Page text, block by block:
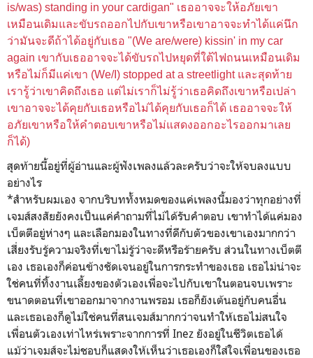
is/was) standing in your cardigan" เธออาจจะให้อภัยเขา
เหมือนเดิมและขับรถออกไปกับเขาหรือเขาอาจจะทำได้แค่นึก
ว่ามันจะดีถ้าได้อยู่กับเธอ "(We are/were) kissin' in my car
again เขากับเธออาจจะได้ขับรถไปหยุดที่ใต้ไฟถนนเหมือนเดิม
หรือไม่ก็มีแค่เขา (We/I) stopped at a streetlight และสุดท้าย
เรารู้ว่าเขาคิดถึงเธอ แต่ไม่เราก็ไม่รู้ว่าเธอคิดถึงเขาหรือเปล่า
เขาอาจจะได้คุยกับเธอหรือไม่ได้คุยกับเธอก็ได้ เธออาจจะให้
อภัยเขาหรือให้คำตอบเขาหรือไม่แสดงออกอะไรออกมาเลย
ก็ได้)
สุดท้ายนี้อยู่ที่ผู้อ่านและผู้ฟังเพลงแล้วละครับว่าจะให้จบลงแบบ
อย่างไร
*สำหรับผมเอง จากบริบททั้งหมดของแค่เพลงนี้มองว่าทุกอย่างที่
เจมส์สงสัยยังคงเป็นแค่คำถามที่ไม่ได้รับคำตอบ เขาทำได้แค่มอง
เบ็ตตีอยู่ห่างๆ และเลือกมองในทางที่ดีกับตัวของเขาเองมากกว่า
เสี่ยงรับรู้ความจริงที่เขาไม่รู้ว่าจะดีหรือร้ายครับ ส่วนในทางเบ็ตตี
เอง เธอเองก็ค่อนข้างชัดเจนอยู่ในการกระทำของเธอ เธอไม่น่าจะ
ใช่คนที่ทิ้งงานเลี้ยงของตัวเองเพื่อจะไปกับเขาในตอนจบเพราะ
ขนาดตอนที่เขาออกมาจากงานพรอม เธอก็ยังเต้นอยู่กับคนอื่น
และเธอเองก็ดูไม่ใช่คนที่สนเจมส์มากกว่าจนทำให้เธอไม่สนใจ
เพื่อนตัวเองเท่าไหร่เพราะจากการที่ Inez ยังอยู่ในชีวิตเธอได้
แม้ว่าเจมส์จะไม่ชอบก็แสดงให้เห็นว่าเธอเองก็ใส่ใจเพื่อนของเธอ